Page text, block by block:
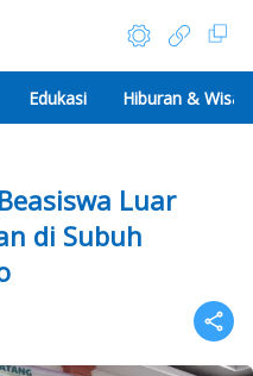
Edukasi Hiburan &
Luar
di Subuh